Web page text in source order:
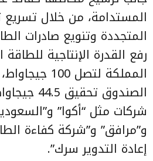
المستدامة، من خلال تسريع
المتجددة وتنويع صادرات
رفع القدرة الإنتاجية
المملكة
الصندوق
شركات مثل “أكوا”
و”مرافق” و”شركة كفاءة
إعادة التدوير سرك”.